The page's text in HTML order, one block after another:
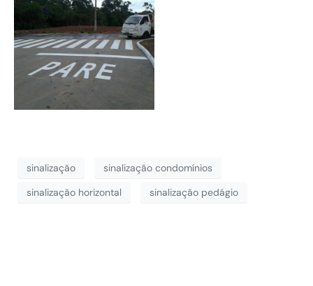
sinalização
sinalização condomínios
sinalização horizontal
sinalização pedágio